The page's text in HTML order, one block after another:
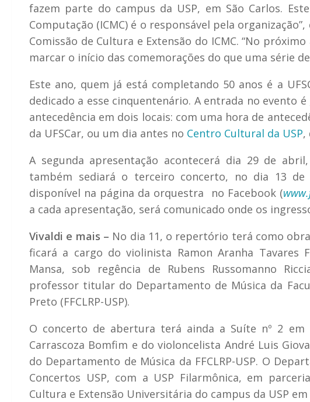
fazem parte do campus da USP, em São Carlos.
Computação (ICMC) é o responsável pela
Comissão de Cultura e Extensão do ICMC. “No
marcar o início das comemorações do que uma série
Este ano, quem já está completando 50 anos é a
dedicado a esse cinquentenário. A entrada no evento
antecedência em dois locais: com uma hora de
da UFSCar, ou um dia antes no Centro Cultural da USP,
A segunda apresentação acontecerá dia 29 de
também sediará o terceiro concerto, no dia 13
disponível na página da orquestra no Facebook (
a cada apresentação, será comunicado onde os
Vivaldi e mais – No dia 11, o repertório terá como
ficará a cargo do violinista Ramon Aranha Tavares
Mansa, sob regência de Rubens Russomanno
professor titular do Departamento de Música da
Preto (FFCLRP-USP).
O concerto de abertura terá ainda a Suíte nº 2 em
Carrascoza Bomfim e do violoncelista André Luis
do Departamento de Música da FFCLRP-USP. O
Concertos USP, com a USP Filarmônica, em
Cultura e Extensão Universitária do campus da USP em